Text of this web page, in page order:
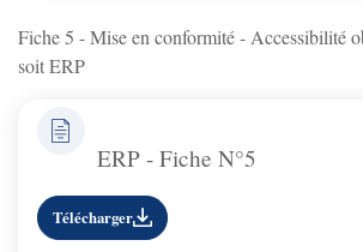
Fiche 5 - Mise en conformité - Accessibilité
soit ERP
ERP - Fiche N°5
Télécharger